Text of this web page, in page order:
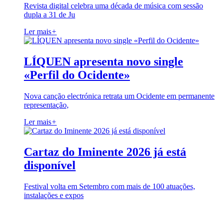
Revista digital celebra uma década de música com sessão
dupla a 31 de Ju
Ler mais+
LÍQUEN apresenta novo single
«Perfil do Ocidente»
Nova canção electrónica retrata um Ocidente em permanente
representação,
Ler mais+
Cartaz do Iminente 2026 já está
disponível
Festival volta em Setembro com mais de 100 atuações,
instalações e expos